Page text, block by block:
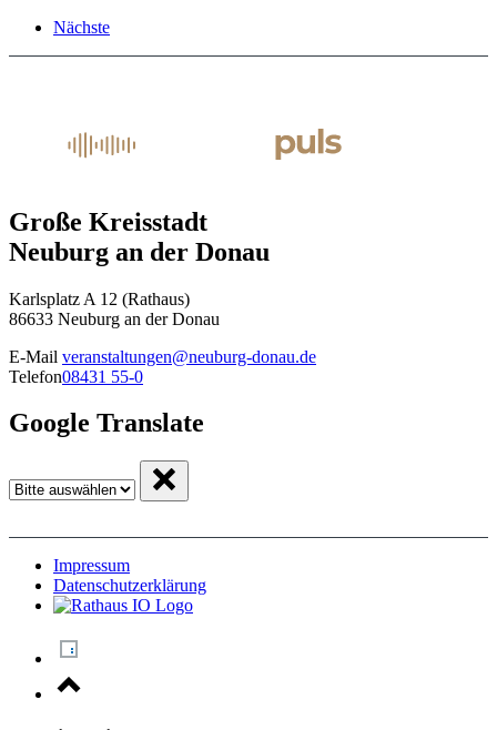
Nächste
Große Kreisstadt
Neuburg an der Donau
Karlsplatz A 12 (Rathaus)
86633 Neuburg an der Donau
E-Mail veranstaltungen@neuburg-donau.de
Telefon08431 55-0
Google Translate
Impressum
Datenschutzerklärung